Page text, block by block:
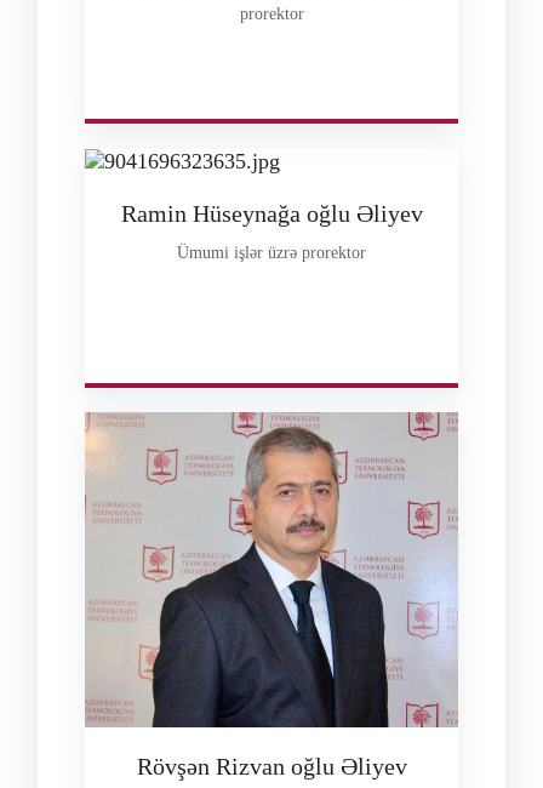
prorektor
Ramin Hüseynağa oğlu Əliyev
Ümumi işlər üzrə prorektor
Rövşən Rizvan oğlu Əliyev